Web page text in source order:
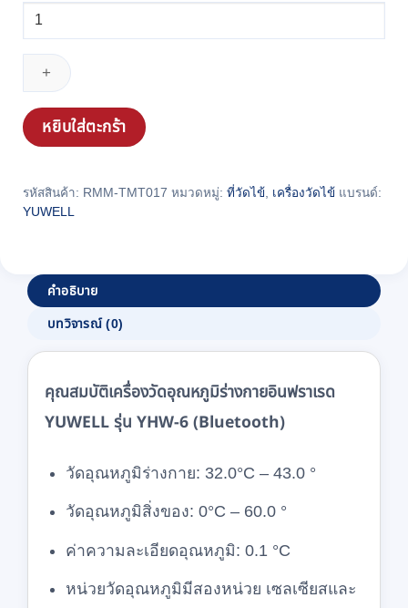
จำนวน
เครื่อง
วัด
อุณหภูมิ
ร่างกาย
อินฟราเรด
YUWELL
YHW-
5
หยิบใส่ตะกร้า
รหัสสินค้า: RMM-TMT017 หมวดหมู่: ที่วัดไข้ เครื่องวัดไข้ แบรนด์:
YUWELL
คำอธิบาย
บทวิจารณ์ (0)
คุณสมบัติเครื่องวัดอุณหภูมิร่างกายอินฟราเรด
YUWELL รุ่น YHW-6 (Bluetooth)
วัดอุณหภูมิร่างกาย: 32.0°C – 43.0 °
วัดอุณหภูมิสิ่งของ: 0°C – 60.0 °
ค่าความละเอียดอุณหภูมิ: 0.1 °C
หน่วยวัดอุณหภูมิมีสองหน่วย เซลเซียสและ